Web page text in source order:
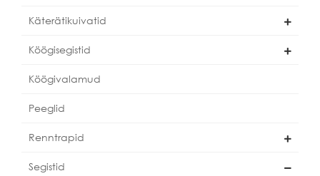
Käterätikuivatid
Köögisegistid
Köögivalamud
Peeglid
Renntrapid
Segistid